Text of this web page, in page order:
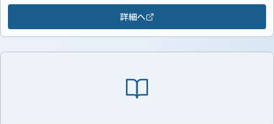
詳細へ